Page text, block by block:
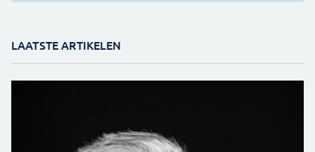
LAATSTE ARTIKELEN